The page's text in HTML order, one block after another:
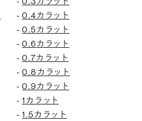
-0.4カラット
-0.5カラット
-0.6カラット
-0.7カラット
-0.8カラット
-0.9カラット
-1カラット
-1.5カラット